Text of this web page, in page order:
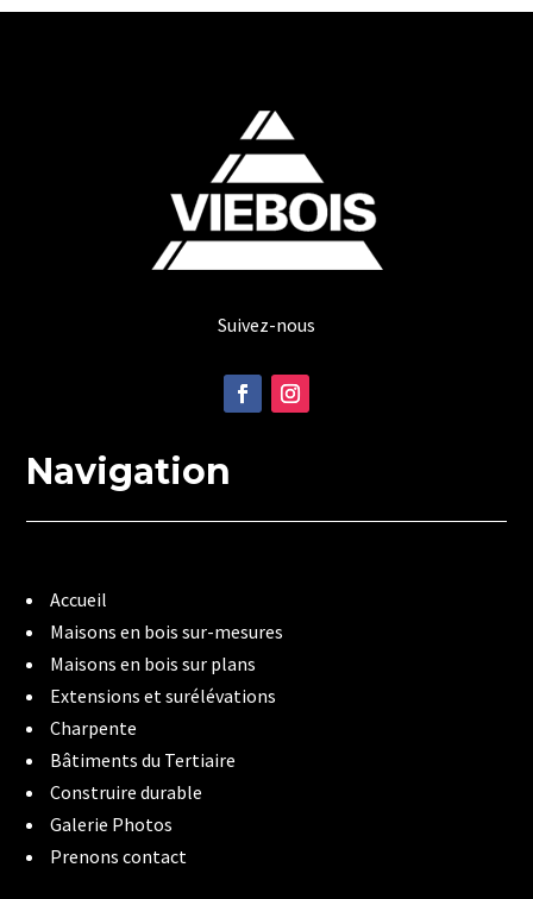
Suivez-nous
Navigation
Accueil
Maisons en bois sur-mesures
Maisons en bois sur plans
Extensions et surélévations
Charpente
Bâtiments du Tertiaire
Construire durable
Galerie Photos
Prenons contact